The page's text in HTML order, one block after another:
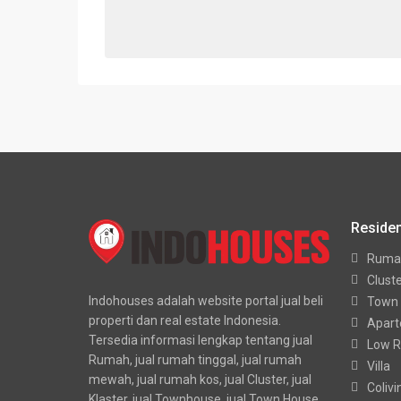
Indohouses adalah website portal jual beli
properti dan real estate Indonesia.
Tersedia informasi lengkap tentang jual
Rumah, jual rumah tinggal, jual rumah
mewah, jual rumah kos, jual Cluster, jual
Town
Low
Villa